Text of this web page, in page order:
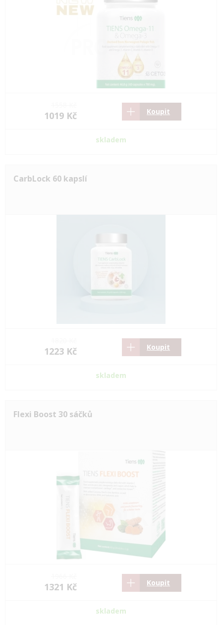
1019 Kč Koupit
skladem
CarbLock 60 kapslí
1223 Kč Koupit
skladem
Flexi Boost 30 sáčků
1321 Kč Koupit
skladem